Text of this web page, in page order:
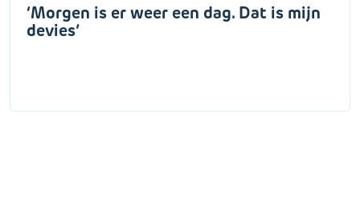
‘Morgen is er weer een dag. Dat is mijn
devies’